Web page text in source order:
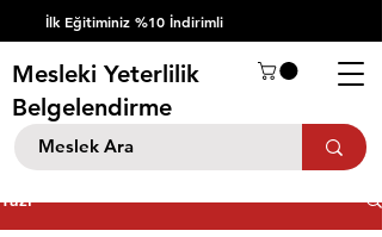
İlk Eğitiminiz %10 İndirimli
Mesleki Yeterlilik
Belgelendirme
Yazı